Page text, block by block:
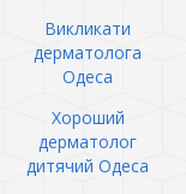
Викликати
дерматолога
Одеса
Хороший
дерматолог
дитячий Одеса